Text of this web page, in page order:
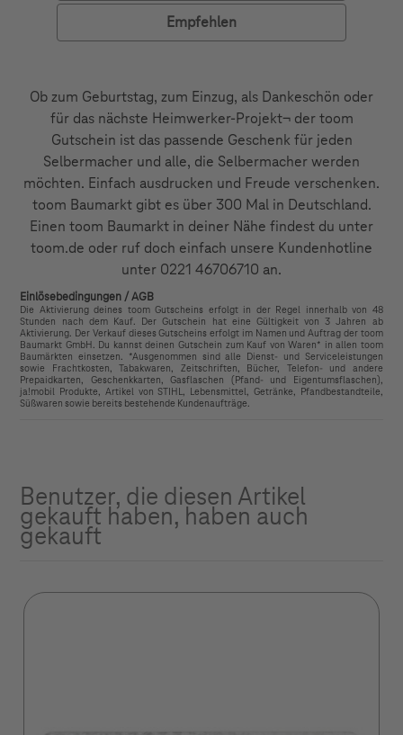
Empfehlen
Ob zum Geburtstag, zum Einzug, als Dankeschön oder
für das nächste Heimwerker-Projekt¬ der toom
Gutschein ist das passende Geschenk für jeden
Selbermacher und alle, die Selbermacher werden
möchten. Einfach ausdrucken und Freude verschenken.
toom Baumarkt gibt es über 300 Mal in Deutschland.
Einen toom Baumarkt in deiner Nähe findest du unter
toom.de oder ruf doch einfach unsere Kundenhotline
unter 0221 46706710 an.
Einlösebedingungen / AGB
Die Aktivierung deines toom Gutscheins erfolgt in der Regel innerhalb von 48
Stunden nach dem Kauf. Der Gutschein hat eine Gültigkeit von 3 Jahren ab
Aktivierung. Der Verkauf dieses Gutscheins erfolgt im Namen und Auftrag der toom
Baumarkt GmbH. Du kannst deinen Gutschein zum Kauf von Waren* in allen toom
Baumärkten einsetzen. *Ausgenommen sind alle Dienst- und Serviceleistungen
sowie Frachtkosten, Tabakwaren, Zeitschriften, Bücher, Telefon- und andere
Prepaidkarten, Geschenkkarten, Gasflaschen (Pfand- und Eigentumsflaschen),
ja!mobil Produkte, Artikel von STIHL, Lebensmittel, Getränke, Pfandbestandteile,
Süßwaren sowie bereits bestehende Kundenaufträge.
Benutzer, die diesen Artikel
gekauft haben, haben auch
gekauft